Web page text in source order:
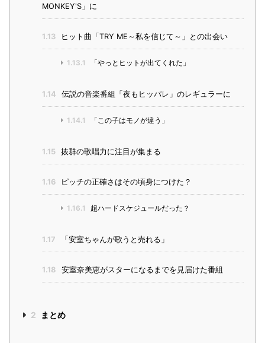
MONKEY'S」に
1.13 ヒット曲「TRY ME～私を信じて～」との出会い
1.13.1 「やっとヒットが出てくれた」
1.14 伝説の音楽番組「夜もヒッパレ」のレギュラーに
1.14.1 「この子はモノが違う」
1.15 抜群の歌唱力に注目が集まる
1.16 ピッチの正確さはその頃身につけた？
1.16.1 超ハードスケジュールだった？
1.17 「安室ちゃんが歌うと売れる」
1.18 安室奈美恵がスターになるまでを見届けた番組
2 まとめ